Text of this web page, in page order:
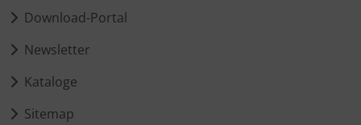
Download-Portal
Newsletter
Kataloge
Sitemap